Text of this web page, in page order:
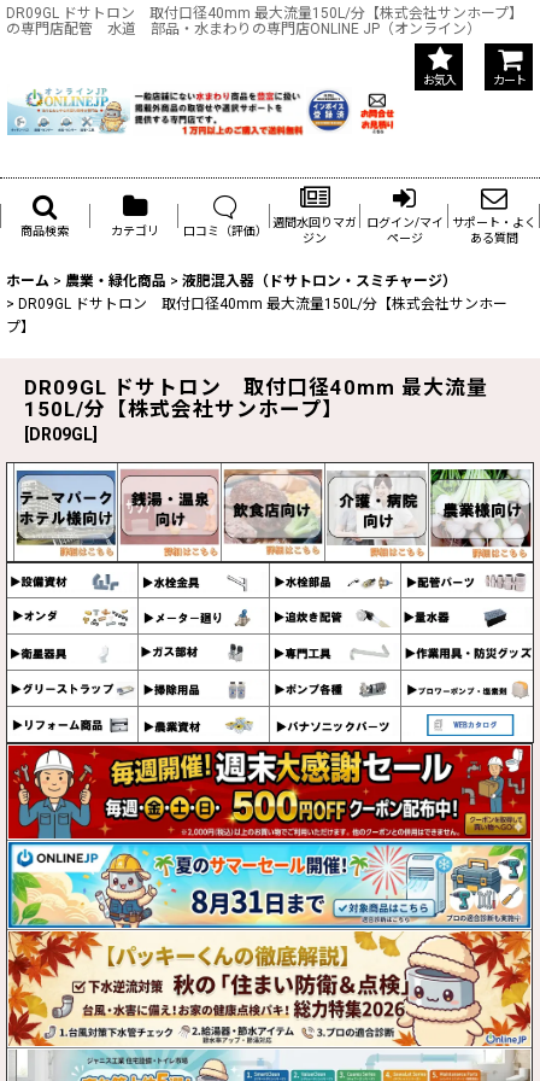
DR09GL ドサトロン 取付口径40mm 最大流量150L/分【株式会社サンホープ】
の専門店配管 水道 部品・水まわりの専門店ONLINE JP（オンライン）
お気入 カート
商品検索 カテゴリ 口コミ（評価）
週間水回りマガ
ジン
ログイン/マイ
ページ
サポート・よく
ある質問
ホーム > 農業・緑化商品 > 液肥混入器（ドサトロン・スミチャージ）
> DR09GL ドサトロン 取付口径40mm 最大流量150L/分【株式会社サンホー
プ】
DR09GL ドサトロン 取付口径40mm 最大流量
150L/分【株式会社サンホープ】
DR09GL